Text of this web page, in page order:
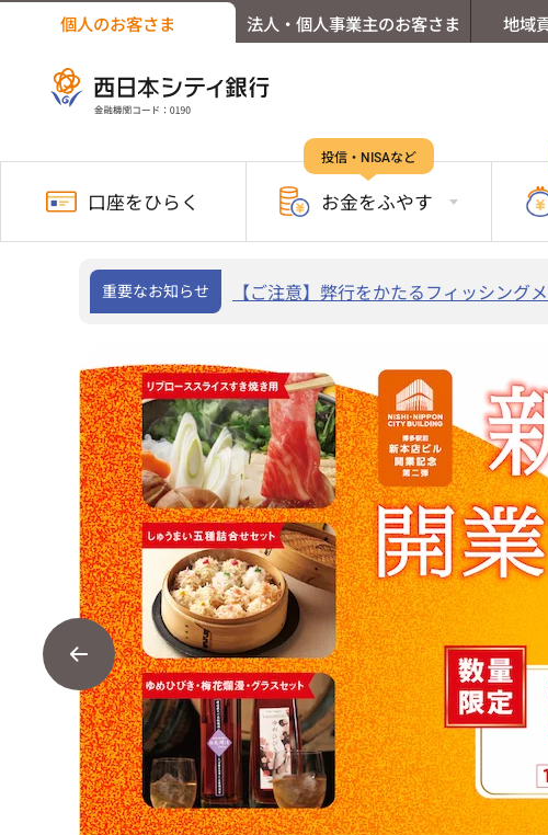
個人のお客さま 法人・個人事業主のお客さま 地域
口座を ひらく
投信・NISAなど
お金をふやす
重要なお知らせ 【ご注意】弊行をかたるフィッシング